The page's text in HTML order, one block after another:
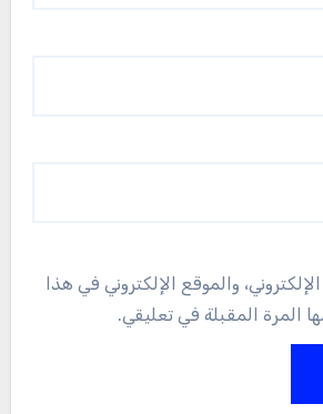
والموقع الإلكتروني في هذا
المرة المقبلة في تعليقي.